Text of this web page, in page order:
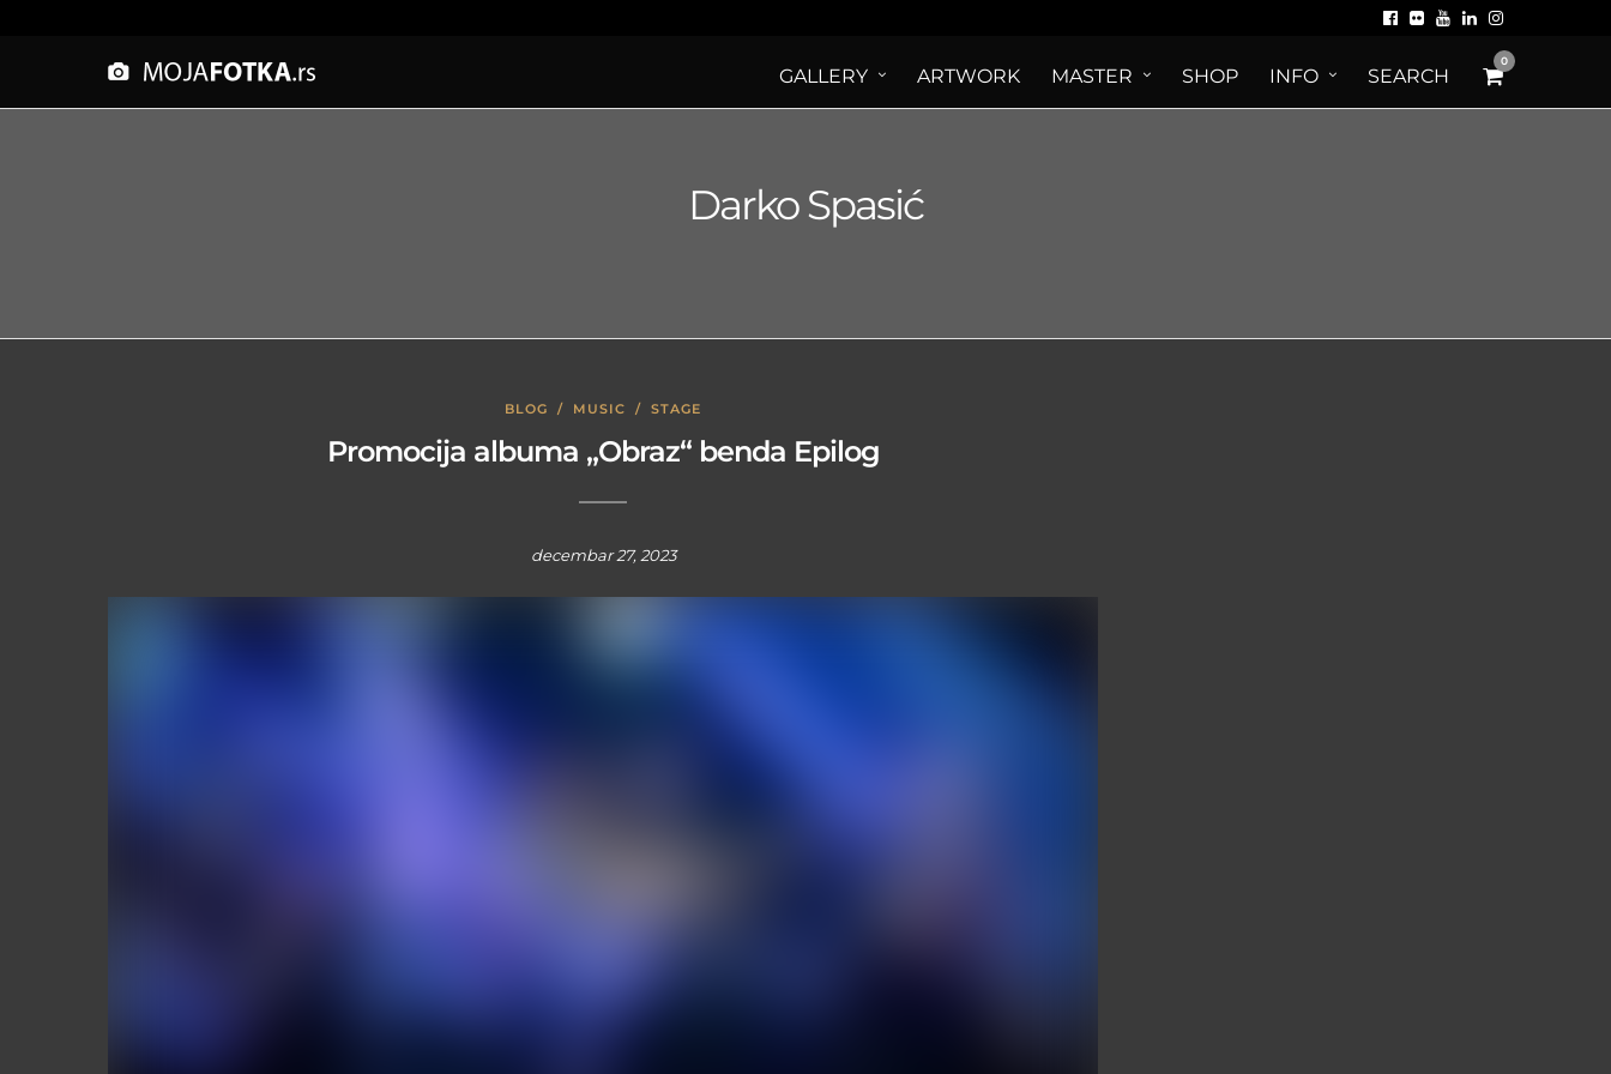
GALLERY ARTWORK MASTER SHOP INFO SEARCH
0
Darko Spasić
BLOG / MUSIC /STAGE
Promocija albuma „Obraz“ benda Epilog
decembar 27, 2023